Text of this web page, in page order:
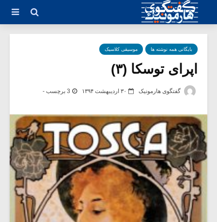
بایگانی همه نوشته ها موسیقی کلاسیک
اپرای توسکا (۳)
گفتگوی هارمونیک ۳۰ اردیبهشت ۱۳۹۴ 3 برچسب -